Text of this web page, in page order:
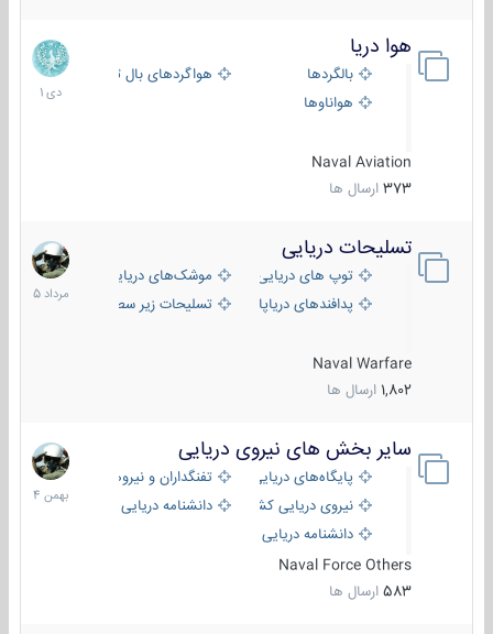
هوا دریا
بالگردها
هواگردهای بال ثابت
هواناوها
Naval Aviation
373 ارسال ها
12
دی
1401
تسلیحات دریایی
توپ های دریایی
موشک‌های دریایی
پدافندهای دریاپایه
تسلیحات زیر سطحی
Naval Warfare
1,802 ارسال ها
2
مرداد
1405
سایر بخش های نیروی دریایی
پایگاه‌های دریایی
تفنگداران و نیروهای ویژه‌ی دریایی
نیروی دریایی کشورهای مختلفدانشنامه دریایی
دانشنامه دریایی کپی
Naval Force Others
583 ارسال ها
22
بهمن
1404